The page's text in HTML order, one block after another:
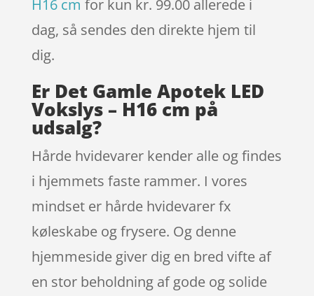
H16 cm for kun kr. 99.00 allerede i
dag, så sendes den direkte hjem til
dig.
Er Det Gamle Apotek LED
Vokslys – H16 cm på
udsalg?
Hårde hvidevarer kender alle og findes
i hjemmets faste rammer. I vores
mindset er hårde hvidevarer fx
køleskabe og frysere. Og denne
hjemmeside giver dig en bred vifte af
en stor beholdning af gode og solide